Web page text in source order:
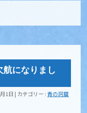
航になりまし
1日 カテゴリー :青の洞窟